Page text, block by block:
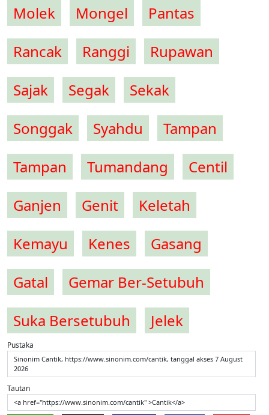
Molek Mongel
Pantas
Rancak
Ranggi
Rupawan
Sajak
Segak
Sekak
Songgak
Syahdu
Tampan
Tampan
Tumandang
Centil
Ganjen
Genit
Keletah
Kemayu
Kenes
Gasang
Gatal
Gemar Ber-Setubuh
Suka Bersetubuh
Jelek
Pustaka
Sinonim Cantik, https://www.sinonim.com/cantik, tanggal akses 7 August
2026
Tautan
<a href="https://www.sinonim.com/cantik" >Cantik</a>